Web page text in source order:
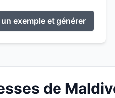
exemple et générer
de